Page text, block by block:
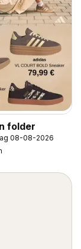
folder
08-08-2026